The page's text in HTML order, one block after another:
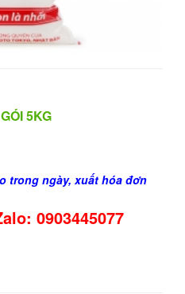
5KG
trong ngày, xuất hóa đơn
0903445077